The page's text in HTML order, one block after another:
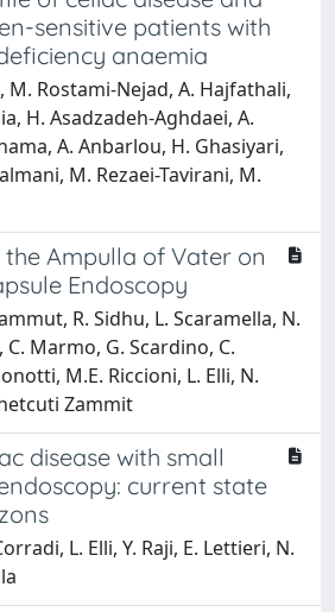
sensitive patients with
anaemia
M. Rostami-Nejad, A. Hajfathali,
H. Asadzadeh-Aghdaei, A.
A. Anbarlou, H. Ghasiyari,
M. Rezaei-Tavirani, M.
Ampulla of Vater on
Endoscopy
R. Sidhu, L. Scaramella, N.
Marmo, G. Scardino, C.
M.E. Riccioni, L. Elli, N.
Zammit
disease with small
current state
L. Elli, Y. Raji, E. Lettieri, N.